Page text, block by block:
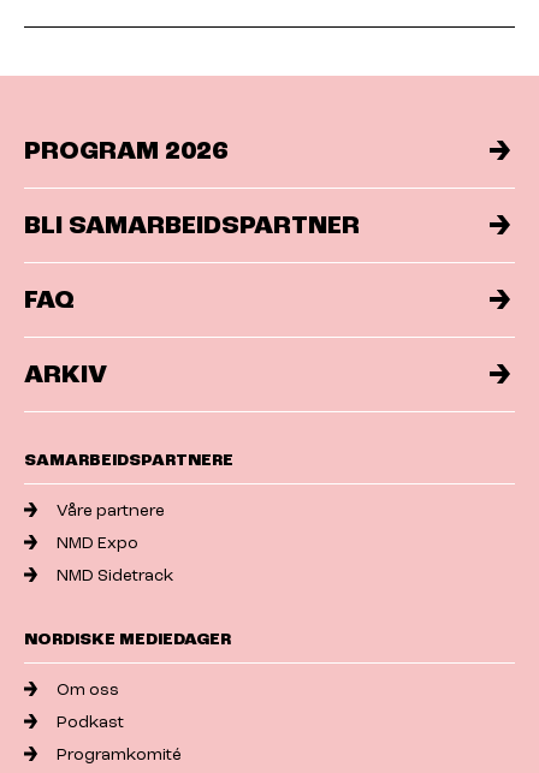
PROGRAM 2026
BLI SAMARBEIDSPARTNER
FAQ
ARKIV
SAMARBEIDSPARTNERE
Våre partnere
NMD Expo
NMD Sidetrack
NORDISKE MEDIEDAGER
Om oss
Podkast
Programkomité